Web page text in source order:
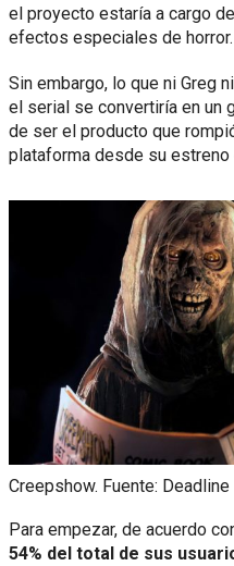
el proyecto estaría a cargo de
efectos especiales de horror.
Sin embargo, lo que ni Greg
el serial se convertiría en un
de ser el producto que
plataforma desde su
Creepshow. Fuente: Deadline
Para empezar, de acuerdo
54% del total de sus